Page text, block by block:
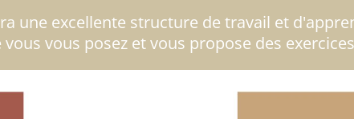
une excellente structure de travail et
vous posez et vous propose des exercices